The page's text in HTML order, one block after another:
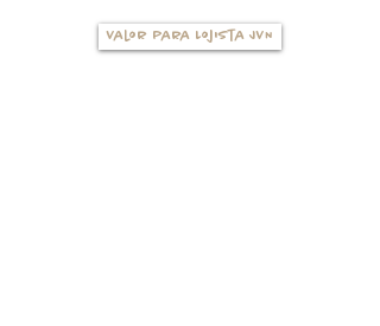
Valor para Lojista JVN